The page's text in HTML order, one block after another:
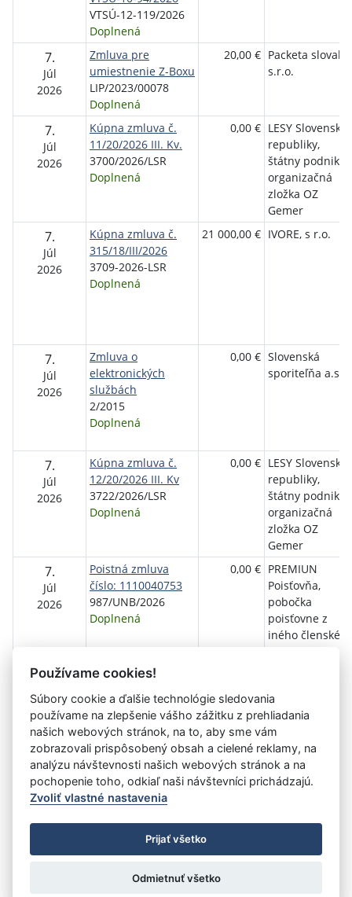
VTSÚ-12-119/2026
Doplnená
7.
Júl
2026
Zmluva pre
umiestnenie Z-Boxu
LIP/2023/00078
Doplnená
20,00 € Packeta slovakia
s.r.o.
7.
Júl
2026
Kúpna zmluva č.
11/20/2026 III. Kv.
3700/2026/LSR
Doplnená
0,00 € LESY Slovenskej
republiky,
štátny podnik,
organizačná
zložka OZ
Gemer
7.
Júl
2026
Kúpna zmluva č.
315/18/III/2026
3709-2026-LSR
Doplnená
21 000,00 € IVORE, s r.o.
7.
Júl
2026
Zmluva o
elektronických
službách
2/2015
Doplnená
0,00 € Slovenská
sporiteľňa a.s.
7.
Júl
2026
Kúpna zmluva č.
12/20/2026 III. Kv
3722/2026/LSR
Doplnená
0,00 € LESY Slovenskej
republiky,
štátny podnik,
organizačná
zložka OZ
Gemer
7.
Júl
2026
Poistná zmluva
číslo: 1110040753
987/UNB/2026
Doplnená
0,00 € PREMIUN
Poisťovňa,
pobočka
poisťovne z
iného
« 1 2 3 4 5Aktuálna
stránka
5
6 7 8 9
10
11
»
Úrad vlády SR
- Všetky práva vyhradené
Prehlásenie o prístupnosti
Zmluvy do 31.12.2010
Nastavenia cookies
: Aglo Solutions
Používame cookies!
Súbory cookie a ďalšie technológie sledovania
používame na zlepšenie vášho zážitku z prehliadania
našich webových stránok, na to, aby sme vám
zobrazovali prispôsobený obsah a cielené reklamy, na
analýzu návštevnosti našich webových stránok a na
pochopenie toho, odkiaľ naši návštevníci prichádzajú.
Zvoliť vlastné nastavenia
Prijať všetko
Odmietnuť všetko